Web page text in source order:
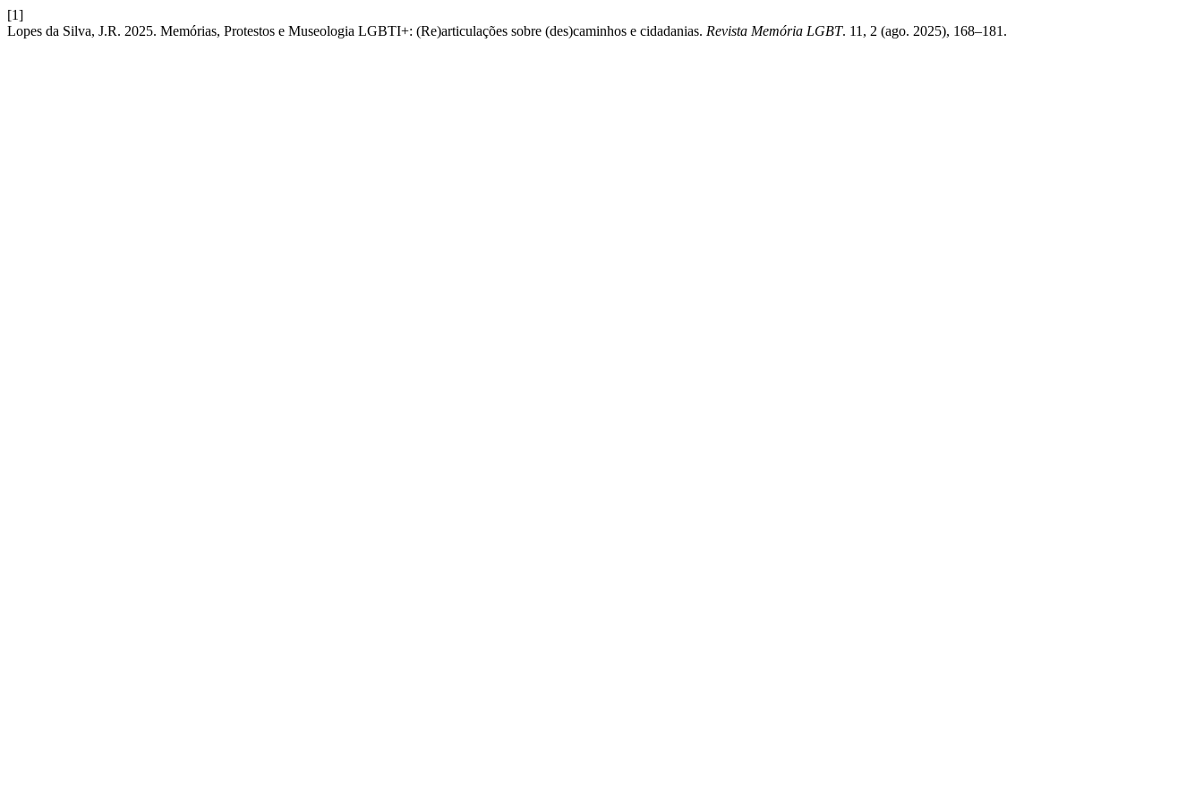
[1]
Lopes da Silva, J.R. 2025. Memórias, Protestos e Museologia LGBTI+: (Re)articulações sobre (des)caminhos e cidadanias. Revista Memória LGBT. 11, 2 (ago. 2025), 168–181.